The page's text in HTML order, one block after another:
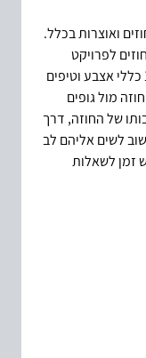
ואוצרות בכלל.
לפרויקט
אוצרותי, ובמהלכו עו"ד כפיר לפיד-משעל הציג 10 כללי אצבע וטיפים
מול גופים
של החוזה, דרך
לשים אליהם לב
זמן לשאלות